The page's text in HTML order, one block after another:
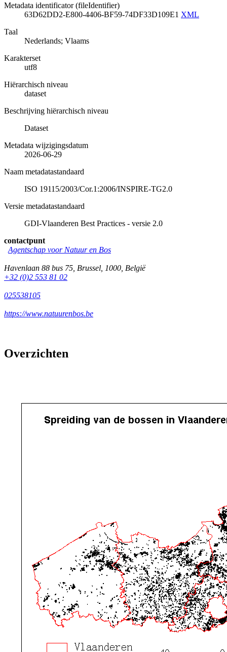
Metadata identificator (fileIdentifier)
63D62DD2-E800-4406-BF59-74DF33D109E1 XML
Taal
Nederlands; Vlaams
Karakterset
utf8
Hiërarchisch niveau
dataset
Beschrijving hiërarchisch niveau
Dataset
Metadata wijzigingsdatum
2026-06-29
Naam metadatastandaard
ISO 19115/2003/Cor.1:2006/INSPIRE-TG2.0
Versie metadatastandaard
GDI-Vlaanderen Best Practices - versie 2.0
contactpunt
Agentschap voor Natuur en Bos
Havenlaan 88 bus 75 Brussel 1000 België
+32 (0)2 553 81 02
025538105
https://www.natuurenbos.be
Overzichten